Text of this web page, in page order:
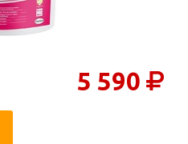
5 590